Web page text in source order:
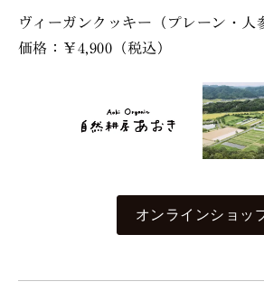
ヴィーガンクッキー（プレーン・人
価格：￥4,900（税込）
オンラインショッ